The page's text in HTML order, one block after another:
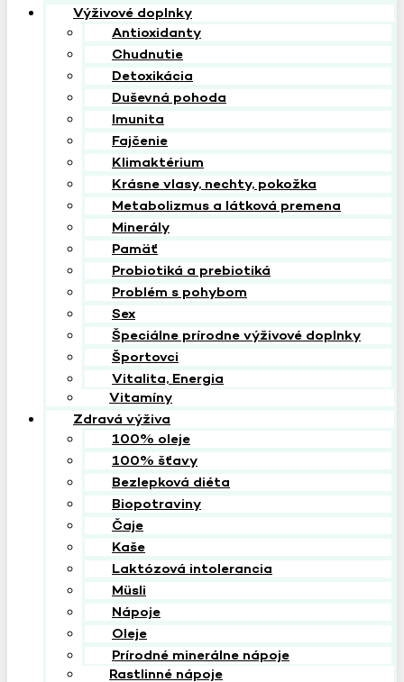
Výživové doplnky
Antioxidanty
Chudnutie
Detoxikácia
Duševná pohoda
Imunita
Fajčenie
Klimaktérium
Krásne vlasy, nechty, pokožka
Metabolizmus a látková premena
Minerály
Pamäť
Probiotiká a prebiotiká
Problém s pohybom
Sex
Špeciálne prírodne výživové doplnky
Športovci
Vitalita, Energia
Vitamíny
Zdravá výživa
100% oleje
100% šťavy
Bezlepková diéta
Biopotraviny
Čaje
Kaše
Laktózová intolerancia
Müsli
Nápoje
Oleje
Prírodné minerálne nápoje
Rastlinné nápoje